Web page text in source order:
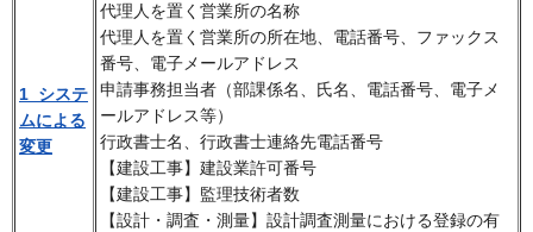
1 システ
ムによる
変更
代理人を置く営業所の名称
代理人を置く営業所の所在地、電話番号、ファックス
番号、電子メールアドレス
申請事務担当者（部課係名、氏名、電話番号、電子メ
ールアドレス等）
行政書士名、行政書士連絡先電話番号
【建設工事】建設業許可番号
【建設工事】監理技術者数
【設計・調査・測量】設計調査測量における登録の有